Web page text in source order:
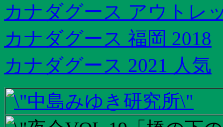
カナダグース アウトレ
カナダグース 福岡 2018
カナダグース 2021 人気